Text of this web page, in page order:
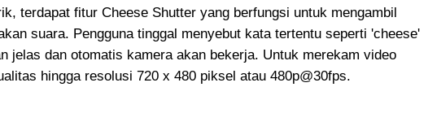
terdapat fitur Cheese Shutter yang berfungsi untuk mengambil
suara. Pengguna tinggal menyebut kata tertentu seperti 'cheese'
jelas dan otomatis kamera akan bekerja. Untuk merekam video
hingga resolusi 720 x 480 piksel atau 480p@30fps.